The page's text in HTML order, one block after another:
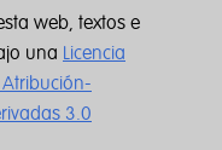
web, textos e
una Licencia
3.0